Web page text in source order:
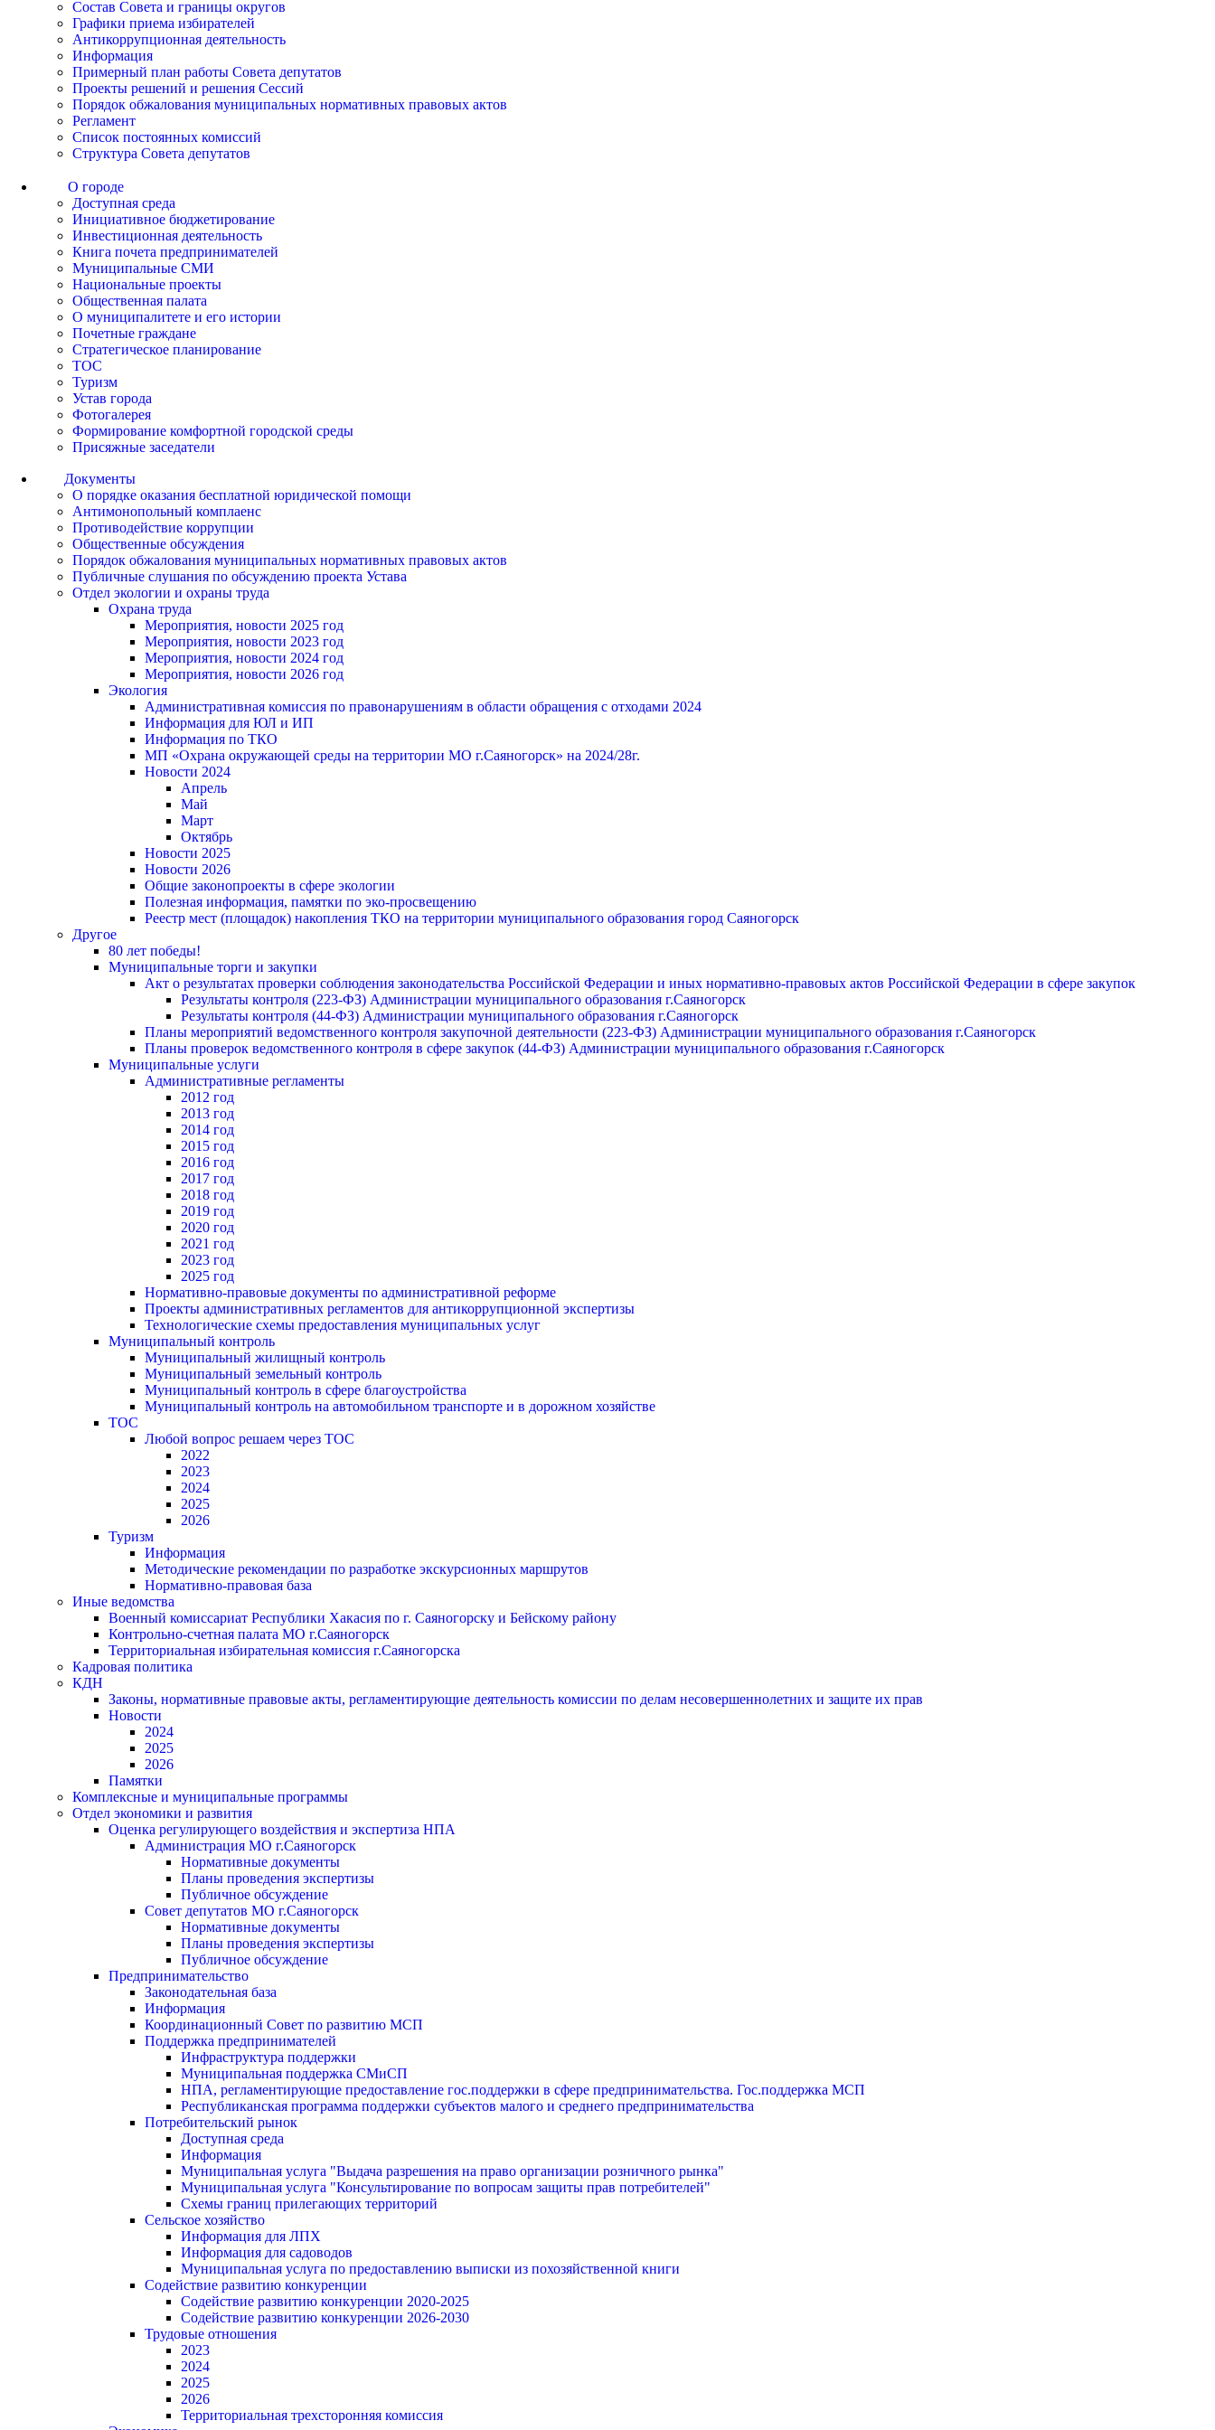
Состав Совета и границы округов
Графики приема избирателей
Антикоррупционная деятельность
Информация
Примерный план работы Совета депутатов
Проекты решений и решения Сессий
Порядок обжалования муниципальных нормативных правовых актов
Регламент
Список постоянных комиссий
Структура Совета депутатов
О городе
Доступная среда
Инициативное бюджетирование
Инвестиционная деятельность
Книга почета предпринимателей
Муниципальные СМИ
Национальные проекты
Общественная палата
О муниципалитете и его истории
Почетные граждане
Стратегическое планирование
ТОС
Туризм
Устав города
Фотогалерея
Формирование комфортной городской среды
Присяжные заседатели
Документы
О порядке оказания бесплатной юридической помощи
Антимонопольный комплаенс
Противодействие коррупции
Общественные обсуждения
Порядок обжалования муниципальных нормативных правовых актов
Публичные слушания по обсуждению проекта Устава
Отдел экологии и охраны труда
Охрана труда
Мероприятия, новости 2025 год
Мероприятия, новости 2023 год
Мероприятия, новости 2024 год
Мероприятия, новости 2026 год
Экология
Административная комиссия по правонарушениям в области обращения с отходами 2024
Информация для ЮЛ и ИП
Информация по ТКО
МП «Охрана окружающей среды на территории МО г.Саяногорск» на 2024/28г.
Новости 2024
Апрель
Май
Март
Октябрь
Новости 2025
Новости 2026
Общие законопроекты в сфере экологии
Полезная информация, памятки по эко-просвещению
Реестр мест (площадок) накопления ТКО на территории муниципального образования город Саяногорск
Другое
80 лет победы!
Муниципальные торги и закупки
Акт о результатах проверки соблюдения законодательства Российской Федерации и иных нормативно-правовых актов Российской Федерации в сфере закупок
Результаты контроля (223-ФЗ) Администрации муниципального образования г.Саяногорск
Результаты контроля (44-ФЗ) Администрации муниципального образования г.Саяногорск
Планы мероприятий ведомственного контроля закупочной деятельности (223-ФЗ) Администрации муниципального образования г.Саяногорск
Планы проверок ведомственного контроля в сфере закупок (44-ФЗ) Администрации муниципального образования г.Саяногорск
Муниципальные услуги
Административные регламенты
2012 год
2013 год
2014 год
2015 год
2016 год
2017 год
2018 год
2019 год
2020 год
2021 год
2023 год
2025 год
Нормативно-правовые документы по административной реформе
Проекты административных регламентов для антикоррупционной экспертизы
Технологические схемы предоставления муниципальных услуг
Муниципальный контроль
Муниципальный жилищный контроль
Муниципальный земельный контроль
Муниципальный контроль в сфере благоустройства
Муниципальный контроль на автомобильном транспорте и в дорожном хозяйстве
ТОС
Любой вопрос решаем через ТОС
2022
2023
2024
2025
2026
Туризм
Информация
Методические рекомендации по разработке экскурсионных маршрутов
Нормативно-правовая база
Иные ведомства
Военный комиссариат Республики Хакасия по г. Саяногорску и Бейскому району
Контрольно-счетная палата МО г.Саяногорск
Территориальная избирательная комиссия г.Саяногорска
Кадровая политика
КДН
Законы, нормативные правовые акты, регламентирующие деятельность комиссии по делам несовершеннолетних и защите их прав
Новости
2024
2025
2026
Памятки
Комплексные и муниципальные программы
Отдел экономики и развития
Оценка регулирующего воздействия и экспертиза НПА
Администрация МО г.Саяногорск
Нормативные документы
Планы проведения экспертизы
Публичное обсуждение
Совет депутатов МО г.Саяногорск
Нормативные документы
Планы проведения экспертизы
Публичное обсуждение
Предпринимательство
Законодательная база
Информация
Координационный Совет по развитию МСП
Поддержка предпринимателей
Инфраструктура поддержки
Муниципальная поддержка СМиСП
НПА, регламентирующие предоставление гос.поддержки в сфере предпринимательства. Гос.поддержка МСП
Республиканская программа поддержки субъектов малого и среднего предпринимательства
Потребительский рынок
Доступная среда
Информация
Муниципальная услуга "Выдача разрешения на право организации розничного рынка"
Муниципальная услуга "Консультирование по вопросам защиты прав потребителей"
Схемы границ прилегающих территорий
Сельское хозяйство
Информация для ЛПХ
Информация для садоводов
Муниципальная услуга по предоставлению выписки из похозяйственной книги
Содействие развитию конкуренции
Содействие развитию конкуренции 2020-2025
Содействие развитию конкуренции 2026-2030
Трудовые отношения
2023
2024
2025
2026
Территориальная трехсторонняя комиссия